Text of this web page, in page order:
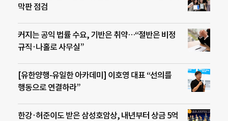
막판 점검
커지는 공익 법률 수요, 기반은 취약…“절반은 비정
규직·나홀로 사무실”
[유한양행-유일한 아카데미] 이호영 대표 “선의를
행동으로 연결하라”
한강·허준이도 받은 삼성호암상, 내년부터 상금 5억